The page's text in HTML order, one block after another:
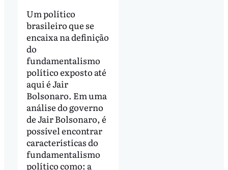
Um político
brasileiro que se
encaixa na definição
do
fundamentalismo
político exposto até
aqui é Jair
Bolsonaro. Em uma
análise do governo
de Jair Bolsonaro, é
possível encontrar
características do
fundamentalismo
político como: a